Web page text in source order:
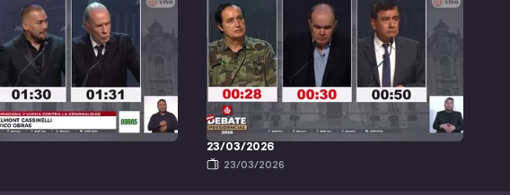
23/03/2026
23/03/2026